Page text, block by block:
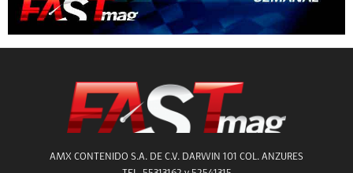
AMX CONTENIDO S.A. DE C.V. DARWIN 101 COL. ANZURES